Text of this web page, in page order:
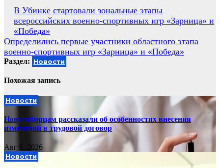
Навигация
по
записям
В Убинке стартовали зональные этапы
всероссийских военно-спортивных игр «Зарница» и
«Победа»
Определились первые участники областного этапа
военно-спортивных игр «Зарница» и «Победа»
Раздел: Новости
Похожая запись
Новости
Новосибирцам рассказали об особенностях внесения
изменений в трудовой договор
Авг 6, 2026
Новости